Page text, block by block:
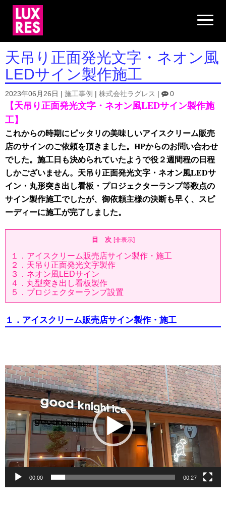
N
a
i
g
a
t
o
天吊り正面発光文字・ネオン風
LEDサイン製作施工
2023年06月26日 施工事例 株式会社ラグレス 0
【天吊り正面発光文字・ネオン風LEDサイン製作施
工】
これからの時期にピッタリの美味しいアイスクリーム販売
店のサインのご依頼を頂きました。HPからのお問い合わせ
でした。施工日も決められていたようで役２週間程の日程
しかございません。 天吊り正面発光文字・ネオン風LEDサ
イン・丸形突き出し看板・プロジェクターランプ等数点の
サイン製作施工でしたが、 御依頼主様の決断も早く、スピ
ーディーに施工が完了しました。
目 次 [非表示]
１．アイスクリーム販売店サイン製作・施工
２．天吊り正面発光文字製作
３．ネオン風LEDサイン
４．丸型突き出し看板製作
５．プロジェクターランプ設置
１．アイスクリーム販売店サイン製作・施工
動
画
プ
レ
ー
ヤ
ー
00:00 00:27